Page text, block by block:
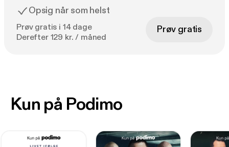
Opsig når som helst
Prøv gratis i 14 dage
Derefter 129 kr. / måned
Prøv gratis
Kun på Podimo